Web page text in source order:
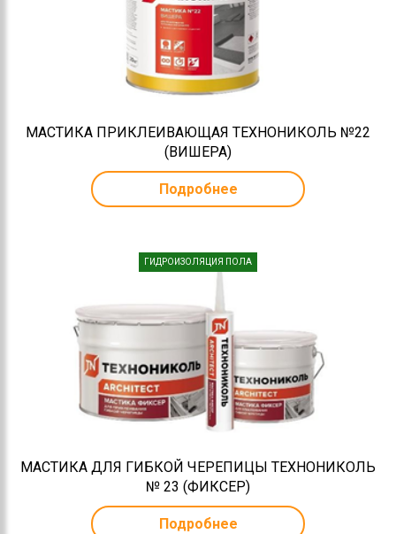
МАСТИКА ПРИКЛЕИВАЮЩАЯ ТЕХНОНИКОЛЬ №22
(ВИШЕРА)
Подробнее
ГИДРОИЗОЛЯЦИЯ ПОЛА
МАСТИКА ДЛЯ ГИБКОЙ ЧЕРЕПИЦЫ ТЕХНОНИКОЛЬ
№ 23 (ФИКСЕР)
Подробнее